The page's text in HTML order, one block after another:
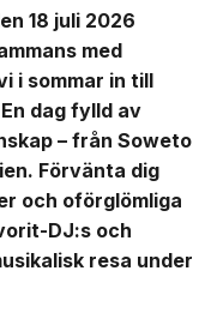
18 juli 2026
med
i sommar in till
dag fylld av
– från Soweto
Förvänta dig
och oförglömliga
DJ:s och
resa under